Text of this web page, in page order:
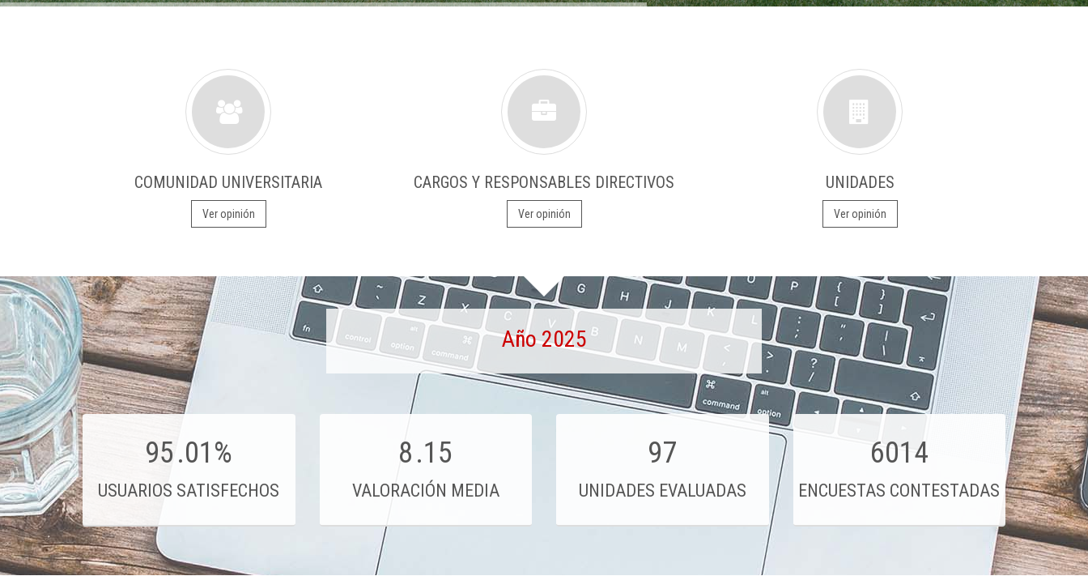
COMUNIDAD UNIVERSITARIA
Ver opinión
CARGOS Y RESPONSABLES DIRECTIVOS
Ver opinión
UNIDADES
Ver opinión
Año 2025
95.01%
USUARIOS SATISFECHOS
8.15
VALORACIÓN MEDIA
97
UNIDADES EVALUADAS
6014
ENCUESTAS CONTESTADAS